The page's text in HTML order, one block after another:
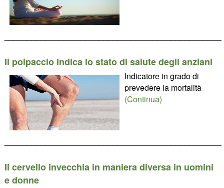
Il polpaccio indica lo stato di salute degli anziani
Indicatore in grado di
prevedere la mortalità
(Continua)
Il cervello invecchia in maniera diversa in uomini
e donne